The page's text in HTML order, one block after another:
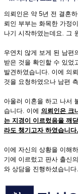
의뢰인은 약 5년 전 결혼
뢰인 부부는 화목한 가정
나기 시작하였는데요. 그
우연치 않게 보게 된 남편
받은 것을 확인할 수 있었
발견하였습니다. 이에 의
것을 요청하였으나 남편
아울러 이혼을 하고 나서
습니다. 이에 의뢰인은 크
는 지경이 이르렀음을 깨
라도 챙기고자 하였습니다.
이에 자신의 상황을 이해
기에 이르렀고 판사 출신
와 상담을 진행하셨습니다.